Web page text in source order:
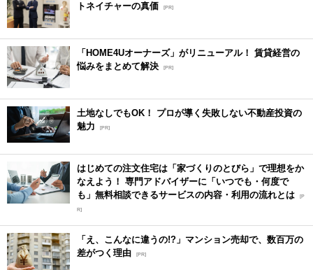
トネイチャーの真価 [PR]
「HOME4Uオーナーズ」がリニューアル！ 賃貸経営の
悩みをまとめて解決 [PR]
土地なしでもOK！ プロが導く失敗しない不動産投資の
魅力
[PR]
はじめての注文住宅は「家づくりのとびら」で理想をか
なえよう！ 専門アドバイザーに「いつでも・何度で
も」無料相談できるサービスの内容・利用の流れとは [P
R]
「え、こんなに違うの!?」マンション売却で、数百万の
差がつく理由 [PR]